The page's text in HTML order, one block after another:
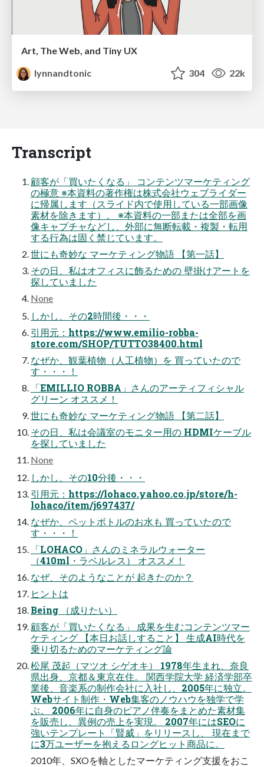
Art, The Web, and Tiny UX
lynnandtonic
304 22k
Transcript
顧客が「買いたくなる」 コンテンツマーケティング
の極意 ※本資料の著作権は株式会社ウェブライダー
に帰属します（スライド内で使用している一部画像
素材を除きます）。 ※本資料の一部または全部を画
像キャプチャなどし、外部に無断転載・複製・転用
する行為は固く禁じています。
世にも奇妙な マーケティング物語 【第一話】
その日、私はオフィスに飾るための 壁掛けアートを
探していました
None
しかし、その2時間後・・・
引用元：https://www.emilio-robba-
store.com/SHOP/TUTTO38400.html
なぜか、観葉植物（人工植物）を 買っていたので
す・・・！
「EMILLIO ROBBA」さんのアーティフィシャル
グリーン オススメ！
世にも奇妙な マーケティング物語 【第二話】
その日、私は会議室のモニター用の HDMIケーブル
を探していました
None
しかし、その10分後・・・
引用元：https://lohaco.yahoo.co.jp/store/h-
lohaco/item/j697437/
なぜか、ペットボトルのお水も 買っていたので
す・・・！
「LOHACO」さんのミネラルウォーター
（410ml・ラベルレス） オススメ！
なぜ、そのようなことが 起きたのか？
ヒントは
Being （成りたい）
顧客が「買いたくなる」 成果を生むコンテンツマー
ケティング 【本日お話しすること】 生成AI時代を
乗り切るためのマーケティング論
松尾 茂起（マツオ シゲオキ） 1978年生まれ、奈良
県出身、京都＆東京在住。 関西学院大学 経済学部卒
業後、音楽系の制作会社に入社し、2005年に独立。
Webサイト制作・Web集客のノウハウを独学で学
ぶ。 2006年に自身のピアノ伴奏をまとめた素材集
を販売し、異例の売上を実現。 2007年にはSEOに
強いテンプレート「賢威」をリリースし、 現在まで
に3万ユーザーを抱えるロングヒット商品に。
2010年、SXOを軸としたマーケティング支援をおこ